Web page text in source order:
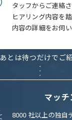
あとは待つだけでご
タッフからご連絡
ヒアリング内容を
内容の詳細をお伺い
マッチ
8000 社以上の独自